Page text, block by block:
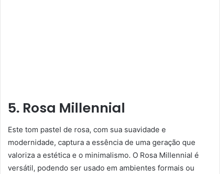
5. Rosa Millennial
Este tom pastel de rosa, com sua suavidade e
modernidade, captura a essência de uma geração que
valoriza a estética e o minimalismo. O Rosa Millennial é
versátil, podendo ser usado em ambientes formais ou